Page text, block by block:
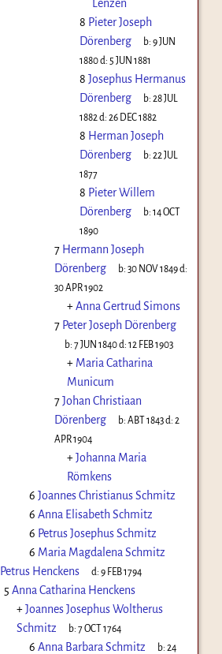
Lenzen
8 Pieter Joseph
Dörenberg
b:9 JUN
1880d: 5 JUN 1881
8 Josephus Hermanus
Dörenberg
b:28 JUL
1882 d: 26 DEC 1882
8 Herman Joseph
Dörenberg
b:22 JUL
1877
8 Pieter Willem
Dörenberg
b:14 OCT
1890
7 Hermann Joseph
Dörenberg
b:30 NOV 1849d:
30 APR 1902
+Anna Gertrud Simons
7 Peter Joseph Dörenberg
b:7 JUN 1840d:12 FEB 1903
+ Maria Catharina
Municum
7Johan Christiaan
Dörenberg
b:ABT 1843d:2
APR 1904
+Johanna Maria
Römkens
6 Joannes Christianus Schmitz
6 Anna Elisabeth Schmitz
6 Petrus Josephus Schmitz
6 Maria Magdalena Schmitz
Petrus Henckens d:9 FEB 1794
5 Anna Catharina Henckens
+Joannes Josephus Woltherus
Schmitz
b:7 OCT 1764
6 Anna Barbara Schmitz b:24